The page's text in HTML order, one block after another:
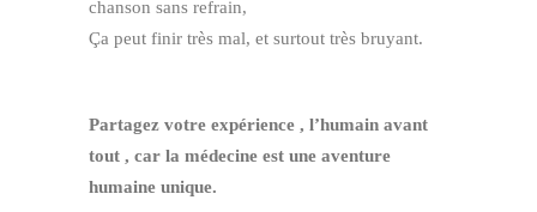
chanson sans refrain,
Ça peut finir très mal, et surtout très bruyant.
Partagez votre expérience , l’humain avant
tout , car la médecine est une aventure
humaine unique.